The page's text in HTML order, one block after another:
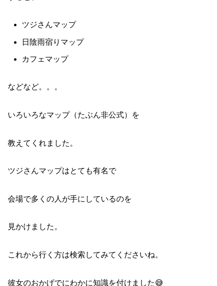
ツジさんマップ
日陰雨宿りマップ
カフェマップ
などなど。。。
いろいろなマップ（たぶん非公式）を
教えてくれました。
ツジさんマップはとても有名で
会場で多くの人が手にしているのを
見かけました。
これから行く方は検索してみてくださいね。
彼女のおかげでにわかに知識を付けました😅